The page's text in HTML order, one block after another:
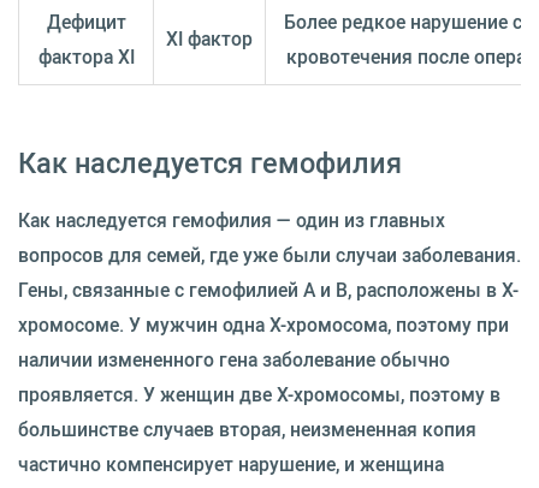
Дефицит
фактора XI
XI фактор
Более редкое нарушение
кровотечения после
Как наследуется гемофилия
Как наследуется гемофилия — один из главных
вопросов для семей, где уже были случаи заболевания.
Гены, связанные с гемофилией A и B, расположены в X-
хромосоме. У мужчин одна X-хромосома, поэтому при
наличии измененного гена заболевание обычно
проявляется. У женщин две X-хромосомы, поэтому в
большинстве случаев вторая, неизмененная копия
частично компенсирует нарушение, и женщина